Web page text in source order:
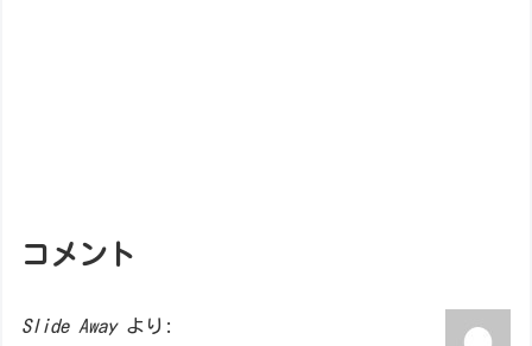
コメント
Slide Away より: